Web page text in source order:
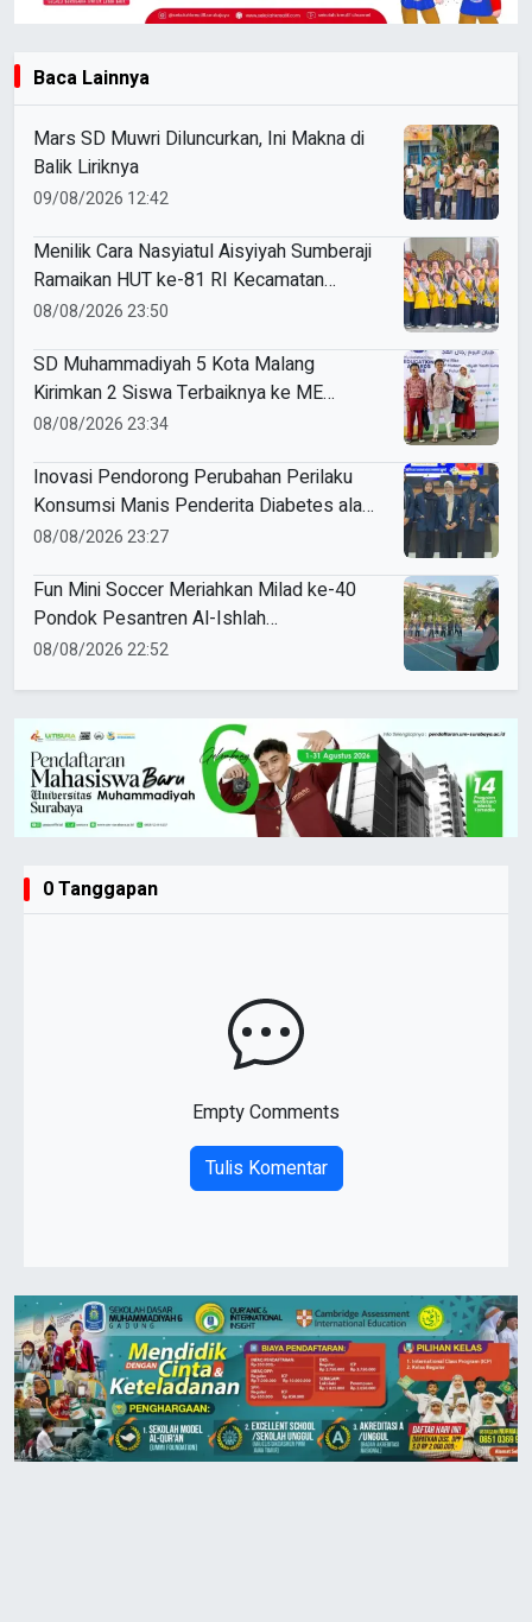
Baca Lainnya
Mars SD Muwri Diluncurkan, Ini Makna di
Balik Liriknya
09/08/2026 12:42
Menilik Cara Nasyiatul Aisyiyah Sumberaji
Ramaikan HUT ke-81 RI Kecamatan
Sukodadi
08/08/2026 23:50
SD Muhammadiyah 5 Kota Malang
Kirimkan 2 Siswa Terbaiknya ke ME
Award 2026
08/08/2026 23:34
Inovasi Pendorong Perubahan Perilaku
Konsumsi Manis Penderita Diabetes ala
Mahasiswa Unesa
08/08/2026 23:27
Fun Mini Soccer Meriahkan Milad ke-40
Pondok Pesantren Al-Ishlah
Sendangagung
08/08/2026 22:52
0 Tanggapan
Empty Comments
Tulis Komentar